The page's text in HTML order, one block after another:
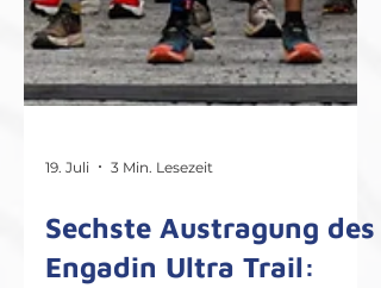
Sechste Austragung des